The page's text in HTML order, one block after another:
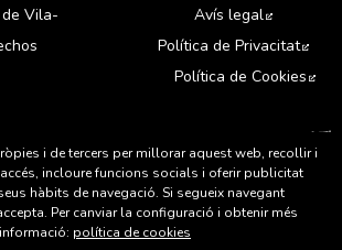
Vila-
Avís legal
Política de Privacitat
Política de Cookies
i de tercers per millorar aquest web, recollir i
incloure funcions socials i oferir publicitat
hàbits de navegació. Si segueix navegant
Per canviar la configuració i obtenir més
informació: política de cookies